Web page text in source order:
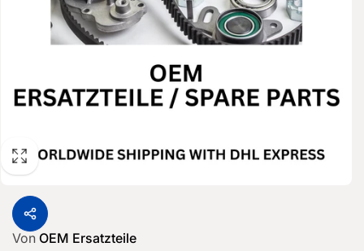
Von OEM Ersatzteile